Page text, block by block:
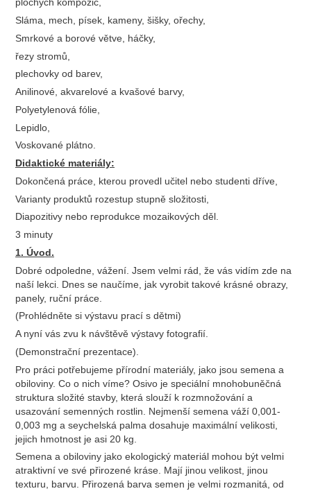
plochých kompozic,
Sláma, mech, písek, kameny, šišky, ořechy,
Smrkové a borové větve, háčky,
řezy stromů,
plechovky od barev,
Anilinové, akvarelové a kvašové barvy,
Polyetylenová fólie,
Lepidlo,
Voskované plátno.
Didaktické materiály:
Dokončená práce, kterou provedl učitel nebo studenti dříve,
Varianty produktů rozestup stupně složitosti,
Diapozitivy nebo reprodukce mozaikových děl.
3 minuty
1. Úvod.
Dobré odpoledne, vážení. Jsem velmi rád, že vás vidím zde na
naší lekci. Dnes se naučíme, jak vyrobit takové krásné obrazy,
panely, ruční práce.
(Prohlédněte si výstavu prací s dětmi)
A nyní vás zvu k návštěvě výstavy fotografií.
(Demonstrační prezentace).
Pro práci potřebujeme přírodní materiály, jako jsou semena a
obiloviny. Co o nich víme? Osivo je speciální mnohobuněčná
struktura složité stavby, která slouží k rozmnožování a
usazování semenných rostlin. Nejmenší semena váží 0,001-
0,003 mg a seychelská palma dosahuje maximální velikosti,
jejich hmotnost je asi 20 kg.
Semena a obiloviny jako ekologický materiál mohou být velmi
atraktivní ve své přirozené kráse. Mají jinou velikost, jinou
texturu, barvu. Přirozená barva semen je velmi rozmanitá, od